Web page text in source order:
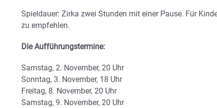
Spieldauer: Zirka zwei Stunden mit einer Pause. Für
zu empfehlen.
Die Aufführungstermine:
Samstag, 2. November, 20 Uhr
Sonntag, 3. November, 18 Uhr
Freitag, 8. November, 20 Uhr
Samstag, 9. November, 20 Uhr